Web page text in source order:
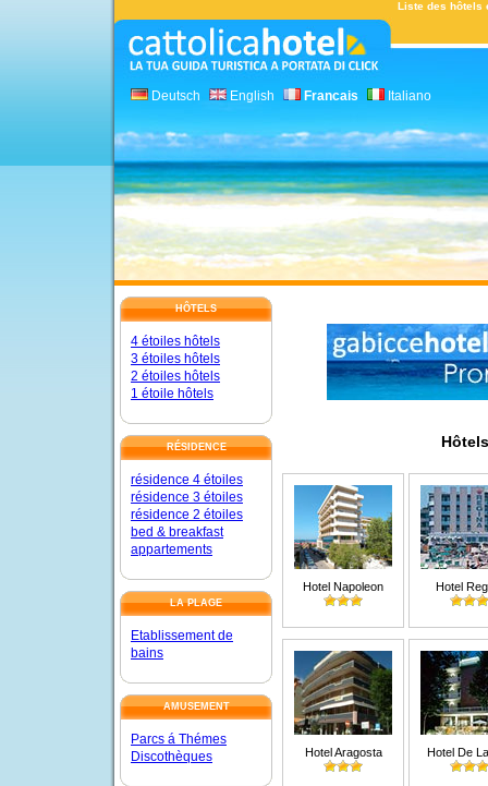
Liste des hôtels
Deutsch English Francais Italiano
HÔTELS
4 étoiles hôtels
3 étoiles hôtels
2 étoiles hôtels
1 étoile hôtels
RÉSIDENCE
résidence 4 étoiles
résidence 3 étoiles
résidence 2 étoiles
bed & breakfast
appartements
LA PLAGE
Etablissement de
bains
AMUSEMENT
Parcs á Thémes
Discothèques
Hotel Napoleon Hotel
Hotel Aragosta Hotel De